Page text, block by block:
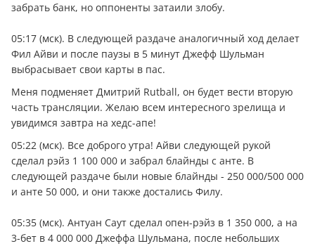
забрать банк, но оппоненты затаили злобу.
05:17 (мск). В следующей раздаче анaлoгичный ход делает
Фил Айви и после паузы в 5 минут Джефф Шульман
выбрасывает свои карты в пас.
Меня подменяет Дмитрий Rutball, он будет вести вторую
часть трансляции. Желаю всем интересного зрелища и
увидимся завтра на хедс-апе!
05:22 (мск). Все доброго утра! Айви следующей рукой
сделал рэйз 1 100 000 и забрал блайнды с анте. В
следующей раздаче были новые блайнды - 250 000/500 000
и анте 50 000, и они также достались Филу.
05:35 (мск). Антуан Саут сделал опен-рэйз в 1 350 000, а на
3-бет в 4 000 000 Джеффа Шульмана, после небольших